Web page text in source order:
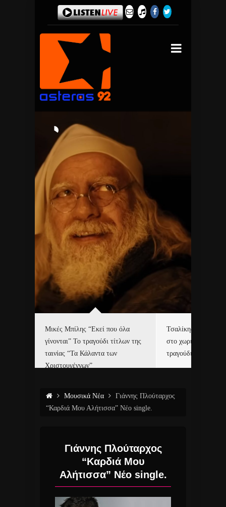
Μικές Μπίλης “Εκεί που όλα
γίνονται” Το τραγούδι τίτλων της
ταινίας “Τα Κάλαντα των
Χριστουγέννων”
Τσαλίκης,
στο χωριό του Άι
τραγούδι και video
Μουσικά Νέα
Γιάννης Πλούταρχος
“Καρδιά Μου Αλήτισσα” Νέο single.
Γιάννης Πλούταρχος
“Καρδιά Μου
Αλήτισσα” Νέο single.